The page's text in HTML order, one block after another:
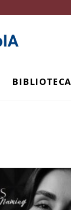
BIBLIOTECA